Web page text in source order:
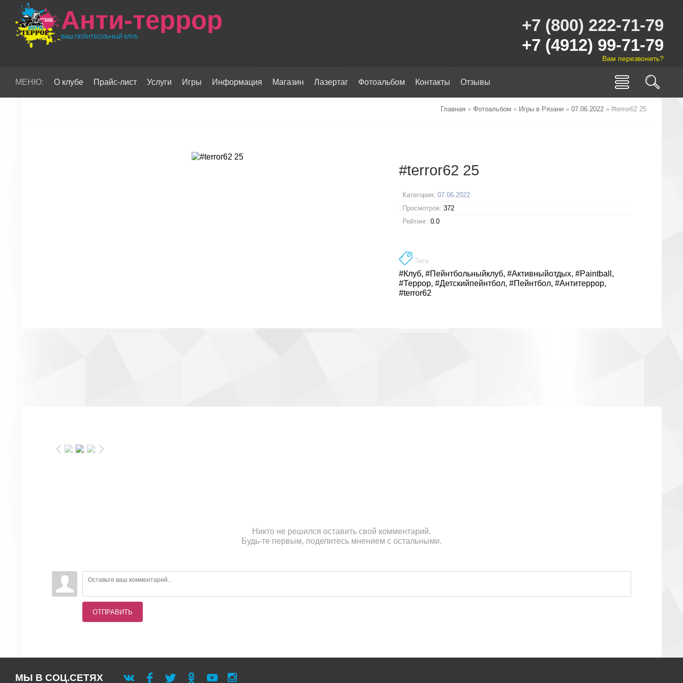
Анти-террор
ВАШ ПЕЙНТБОЛЬНЫЙ КЛУБ
+7 (800) 222-71-79
+7 (4912) 99-71-79
Вам перезвонить?
МЕНЮ: О клубе Прайс-лист Услуги Игры Информация Магазин Лазертаг Фотоальбом Контакты Отзывы
Главная » Фотоальбом » Игры в Рязани » 07.06.2022 » #terror62 25
#terror62 25
Категория: 07.06.2022
Просмотров: 372
Рейтинг: 0.0
Теги
#Клуб, #Пейнтбольныйклуб, #Активныйотдых, #Paintball ,
#Террор, #Детскийпейнтбол, #Пейнтбол, #Антитеррор,
#terror62
Никто не решился оставить свой комментарий.
Будь-те первым, поделитесь мнением с остальными.
ОТПРАВИТЬ
МЫ В СОЦ.СЕТЯХ